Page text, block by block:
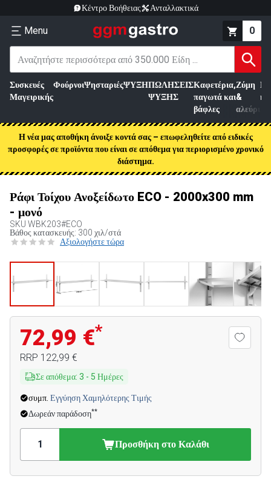
Κέντρο Βοήθειας Ανταλλακτικά
Menu 0
Συσκευές
Μαγειρικής
ΦούρνοιΨησταριέςΨΥΞΗΠΩΛΗΣΕΙΣ
ΨΥΞΗΣ
Καφετέρια,
παγωτά και
βάφλες
Ζύμη
&
αλεύρι
Η νέα μας αποθήκη άνοιξε κοντά σας – επωφεληθείτε από ειδικές
προσφορές σε προϊόντα που είναι σε απόθεμα για περιορισμένο χρονικό
διάστημα.
Ράφι Τοίχου Ανοξείδωτο ECO - 2000x300 mm
- μονό
SKU WBK203#ECO
Βάθος κατασκευής: 300 χιλ/στά
Αξιολογήστε τώρα
72,99 €*
RRP 122,99 €
Σε απόθεμα: 3 - 5 Ημέρες
συμπ. Εγγύηση Χαμηλότερης Τιμής
Δωρεάν παράδοση**
Προσθήκη στο Καλάθι